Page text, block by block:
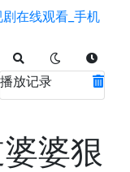
播放记录
婆狠